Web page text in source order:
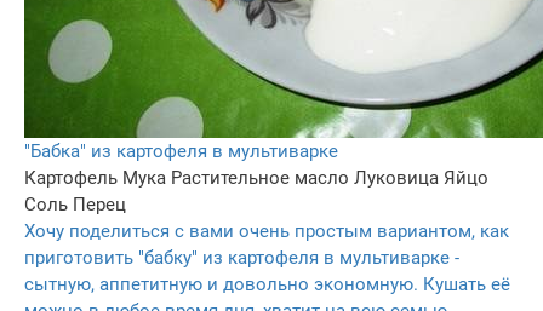
"Бабка" из картофеля в мультиварке
Картофель Мука Растительное масло Луковица Яйцо
Соль Перец
Хочу поделиться с вами очень простым вариантом, как
приготовить "бабку" из картофеля в мультиварке -
сытную, аппетитную и довольно экономную. Кушать её